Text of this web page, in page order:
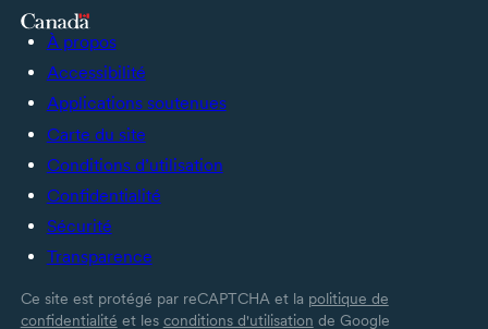
À propos
Accessibilité
Applications soutenues
Carte du site
Conditions d’utilisation
Confidentialité
Sécurité
Transparence
Ce site est protégé par reCAPTCHA et la politique de
confidentialité et les conditions d'utilisation de Google